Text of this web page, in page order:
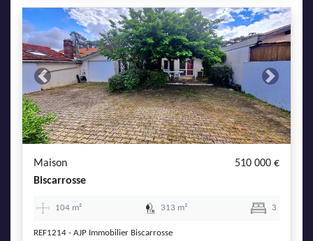
Previous Next
Maison
510 000 €
Biscarrosse
104 m² 313 m² 3
REF1214 - AJP Immobilier Biscarrosse